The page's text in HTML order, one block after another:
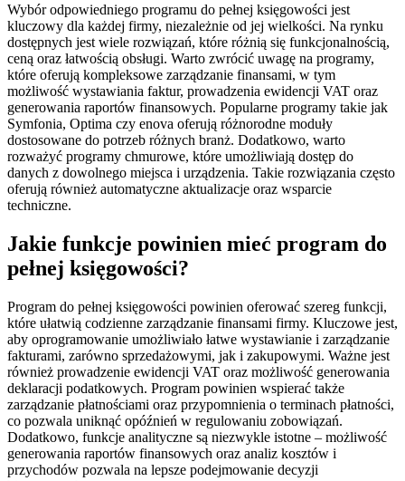
Wybór odpowiedniego programu do pełnej księgowości jest
kluczowy dla każdej firmy, niezależnie od jej wielkości. Na rynku
dostępnych jest wiele rozwiązań, które różnią się funkcjonalnością,
ceną oraz łatwością obsługi. Warto zwrócić uwagę na programy,
które oferują kompleksowe zarządzanie finansami, w tym
możliwość wystawiania faktur, prowadzenia ewidencji VAT oraz
generowania raportów finansowych. Popularne programy takie jak
Symfonia, Optima czy enova oferują różnorodne moduły
dostosowane do potrzeb różnych branż. Dodatkowo, warto
rozważyć programy chmurowe, które umożliwiają dostęp do
danych z dowolnego miejsca i urządzenia. Takie rozwiązania często
oferują również automatyczne aktualizacje oraz wsparcie
techniczne.
Jakie funkcje powinien mieć program do
pełnej księgowości?
Program do pełnej księgowości powinien oferować szereg funkcji,
które ułatwią codzienne zarządzanie finansami firmy. Kluczowe jest,
aby oprogramowanie umożliwiało łatwe wystawianie i zarządzanie
fakturami, zarówno sprzedażowymi, jak i zakupowymi. Ważne jest
również prowadzenie ewidencji VAT oraz możliwość generowania
deklaracji podatkowych. Program powinien wspierać także
zarządzanie płatnościami oraz przypomnienia o terminach płatności,
co pozwala uniknąć opóźnień w regulowaniu zobowiązań.
Dodatkowo, funkcje analityczne są niezwykle istotne – możliwość
generowania raportów finansowych oraz analiz kosztów i
przychodów pozwala na lepsze podejmowanie decyzji